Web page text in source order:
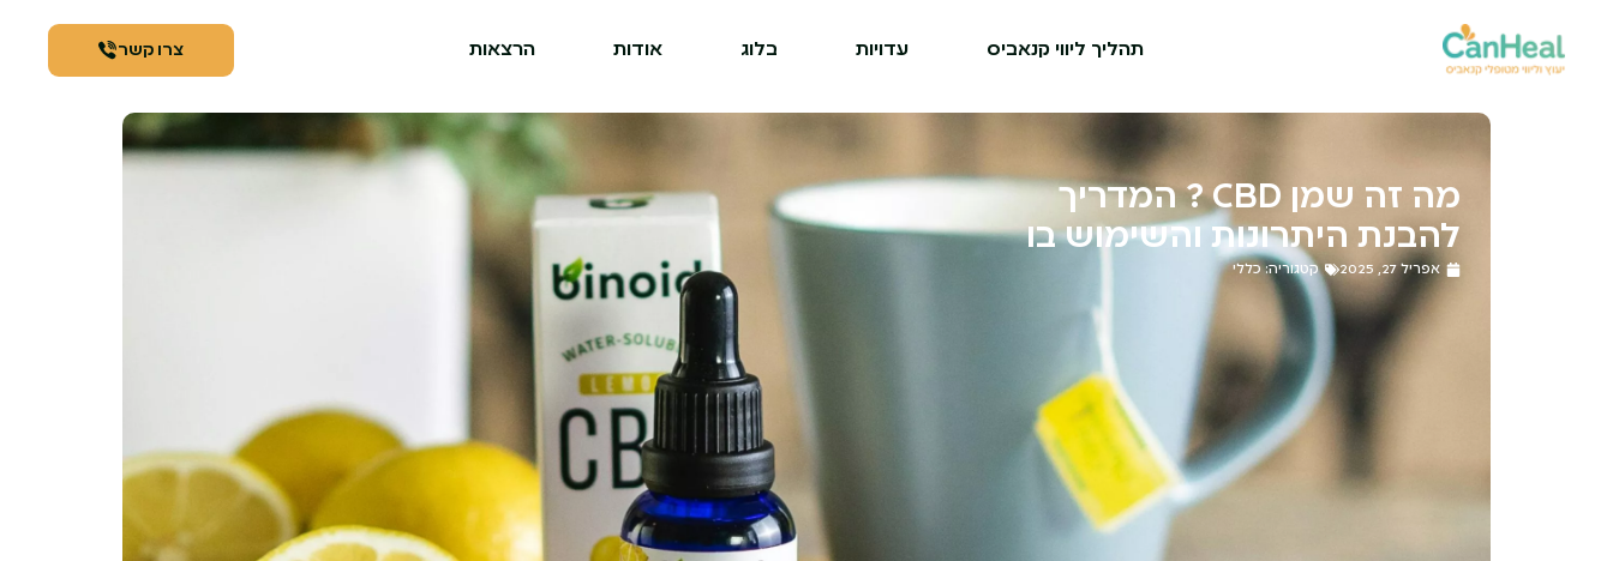
תהליך ליווי קנאביס עדויות בלוג אודות הרצאות צרו קשר
מה זה שמן CBD ? המדריך
להבנת היתרונות והשימוש בו
אפריל 27, 2025 קטגוריה:כללי